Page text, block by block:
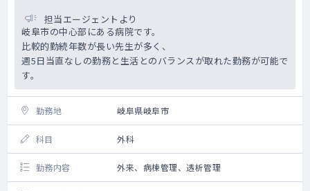
診療が主となります。
◇ 専門外来：相談可
（例：糖尿病・呼吸器内科（SAS）・リウマ
※内視鏡や気管支鏡等の機器を必要とするも
のは検討不可
勤務院・対象患者数・コマ数については要相
で通常の外来も実施いただきます
◇ 検査機器：心電図、HbA1C迅速測定器、ビ
担当エージェントより
岐阜市の中心部にある病院です。
比較的勤続年数が長い先生が多く、
週5日当直なしの勤務と生活とのバランスが取れた勤務が可能で
す。
勤務地 岐阜県岐阜市
科目 外科
勤務内容 外来、病棟管理、透析管理